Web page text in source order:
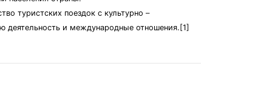
туристских поездок с культурно –
деятельность и международные отношения.[1]